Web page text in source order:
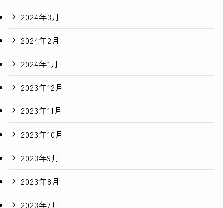
2024年3月
2024年2月
2024年1月
2023年12月
2023年11月
2023年10月
2023年9月
2023年8月
2023年7月